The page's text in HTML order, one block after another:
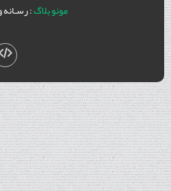
مونو بلاگ: رسـانه